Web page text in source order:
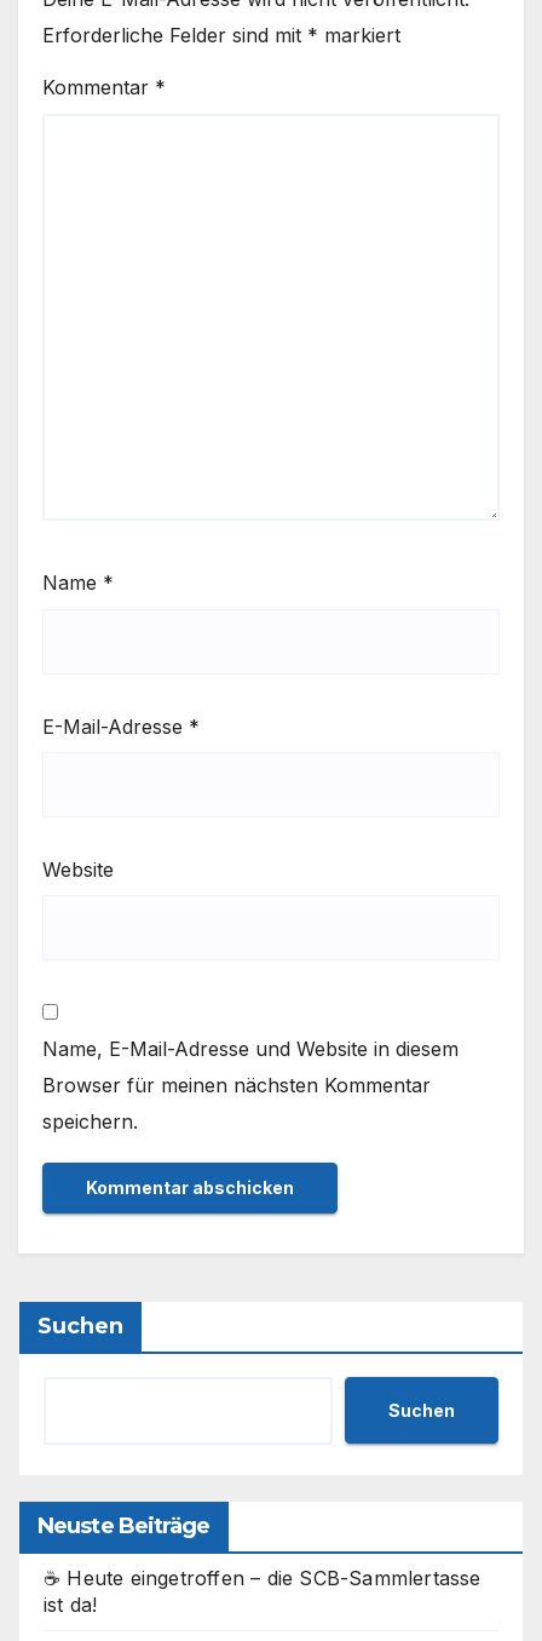
Erforderliche Felder sind mit * markiert
Kommentar *
Name *
E-Mail-Adresse *
Website
Name, E-Mail-Adresse und Website in diesem
Browser für meinen nächsten Kommentar
speichern.
Suchen
Suchen
Neuste Beiträge
☕ Heute eingetroffen – die SCB-Sammlertasse
ist da!